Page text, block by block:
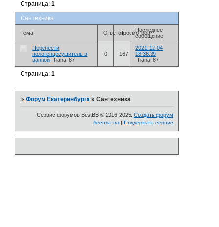
Сантехника
Страница:1
Тема ОтветовПросмотровПоследнее
сообщение
Перенести
полотенцесушитель в
ванной Tjana_87
0 167
2021-12-04
18:36:39
Tjana_87
Страница:1
»Форум Екатеринбурга »Сантехника
Сервис форумов BestBB © 2016-2025. Создать форум
бесплатно | Поддержать сервис